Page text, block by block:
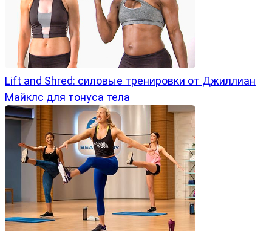
Lift and Shred: силовые тренировки от Джиллиан
Майклс для тонуса тела